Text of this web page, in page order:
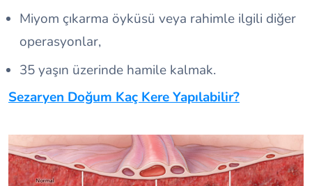
Miyom çıkarma öyküsü veya rahimle ilgili diğer
operasyonlar,
35 yaşın üzerinde hamile kalmak.
Sezaryen Doğum Kaç Kere Yapılabilir?